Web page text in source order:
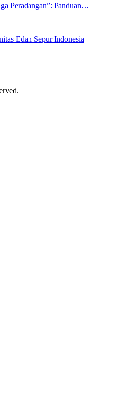
Peradangan”: Panduan…
Edan Sepur Indonesia